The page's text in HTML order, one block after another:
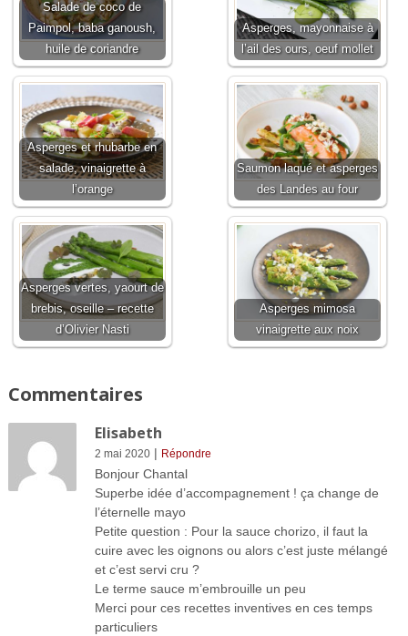
Salade de coco de
Paimpol, baba ganoush,
huile de coriandre
Asperges, mayonnaise à
l’ail des ours, oeuf mollet
Asperges et rhubarbe en
salade, vinaigrette à
l’orange
Saumon laqué et asperges
des Landes au four
Asperges vertes, yaourt de
brebis, oseille – recette
d’Olivier Nasti
Asperges mimosa
vinaigrette aux noix
Commentaires
Elisabeth
2 mai 2020| Répondre
Bonjour Chantal
Superbe idée d’accompagnement ! ça change de
l’éternelle mayo
Petite question : Pour la sauce chorizo, il faut la
cuire avec les oignons ou alors c’est juste mélangé
et c’est servi cru ?
Le terme sauce m’embrouille un peu
Merci pour ces recettes inventives en ces temps
particuliers